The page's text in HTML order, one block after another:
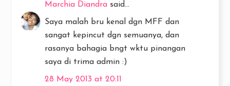
Marchia Diandra said...
Saya malah bru kenal dgn MFF dan
sangat kepincut dgn semuanya, dan
rasanya bahagia bngt wktu pinangan
saya di trima admin :)
28 May 2013 at 20:11